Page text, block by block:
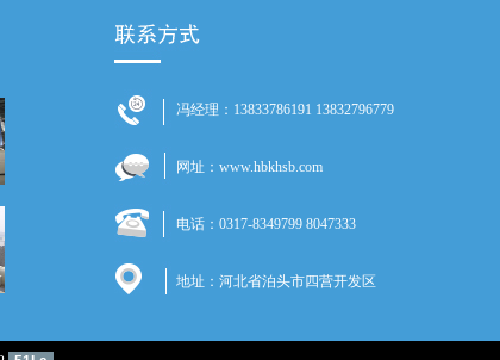
冯经理：13833786191 13832796779
网址：www.hbkhsb.com
电话：0317-8349799 8047333
地址：河北省泊头市四营开发区